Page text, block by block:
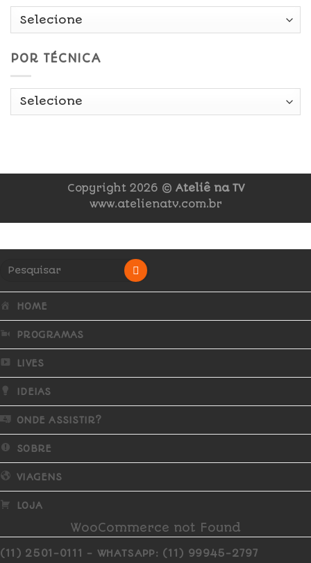
POR TÉCNICA
Copyright 2026 © Ateliê na TV
www.atelienatv.com.br
HOME
PROGRAMAS
LIVES
IDEIAS
ONDE ASSISTIR?
SOBRE
VIAGENS
LOJA
WooCommerce not Found
(11) 2501-0111 - WHATSAPP: (11) 99945-2797